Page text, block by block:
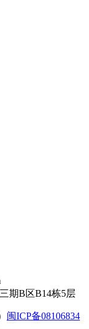
期B区B14栋5层
闽ICP备08106834